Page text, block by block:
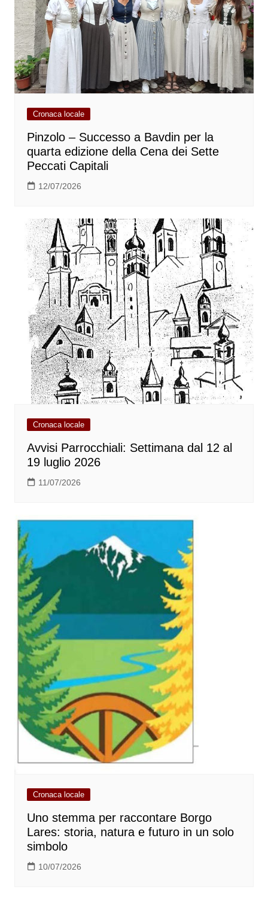
Cronaca locale
Pinzolo – Successo a Bavdin per la
quarta edizione della Cena dei Sette
Peccati Capitali
12/07/2026
Cronaca locale
Avvisi Parrocchiali: Settimana dal 12 al
19 luglio 2026
11/07/2026
Cronaca locale
Uno stemma per raccontare Borgo
Lares: storia, natura e futuro in un solo
simbolo
10/07/2026